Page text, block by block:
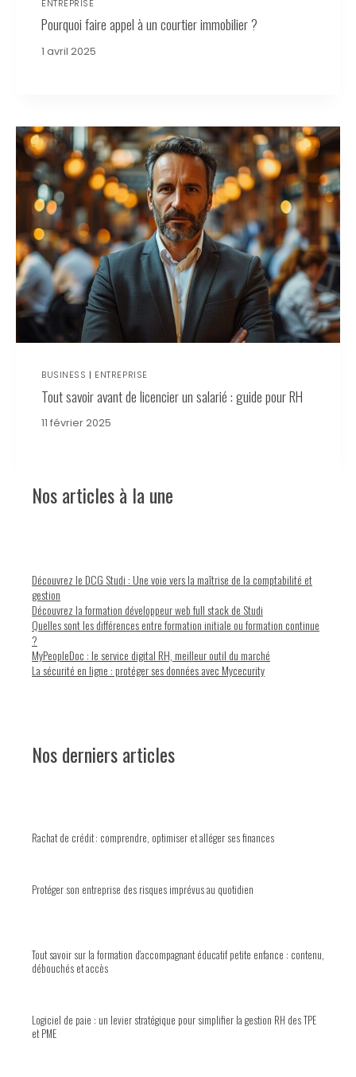
ENTREPRISE
Pourquoi faire appel à un courtier immobilier ?
1 avril 2025
BUSINESS | ENTREPRISE
Tout savoir avant de licencier un salarié : guide pour RH
11 février 2025
Nos articles à la une
Découvrez le DCG Studi : Une voie vers la maîtrise de la comptabilité et
gestion
Découvrez la formation développeur web full stack de Studi
Quelles sont les différences entre formation initiale ou formation continue
?
MyPeopleDoc : le service digital RH, meilleur outil du marché
La sécurité en ligne : protéger ses données avec Mycecurity
Nos derniers articles
Rachat de crédit : comprendre, optimiser et alléger ses finances
Protéger son entreprise des risques imprévus au quotidien
Tout savoir sur la formation d’accompagnant éducatif petite enfance : contenu,
débouchés et accès
Logiciel de paie : un levier stratégique pour simplifier la gestion RH des TPE
et PME